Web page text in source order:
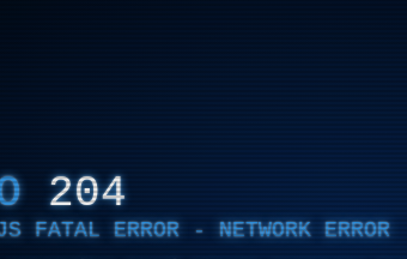
204
FATAL ERROR - NETWORK ERROR